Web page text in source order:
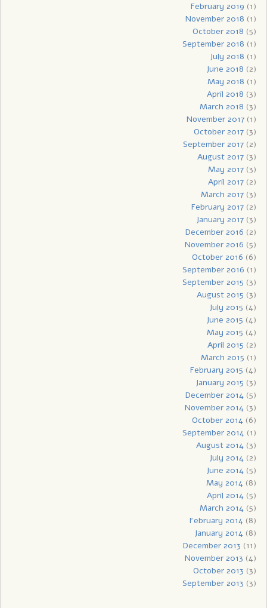
February 2019 (1)
November 2018 (1)
October 2018 (5)
September 2018 (1)
July 2018 (1)
June 2018 (2)
May 2018 (1)
April 2018 (3)
March 2018 (3)
November 2017(1)
October 2017(3)
September 2017(2)
August 2017(3)
May 2017(3)
April 2017(2)
March 2017(3)
February 2017(2)
January 2017(3)
December 2016 (2)
November 2016 (5)
October 2016 (6)
September 2016 (1)
September 2015 (3)
August 2015 (3)
July 2015 (4)
June 2015 (4)
May 2015 (4)
April 2015 (2)
March 2015 (1)
February 2015 (4)
January 2015 (3)
December 2014(5)
November 2014(3)
October 2014(6)
September 2014(1)
August 2014(3)
July 2014(2)
June 2014(5)
May 2014(8)
April 2014(5)
March 2014(5)
February 2014(8)
January 2014(8)
December 2013 (11)
November 2013 (4)
October 2013 (3)
September 2013 (3)